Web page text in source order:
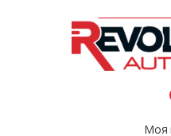
Моя